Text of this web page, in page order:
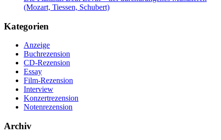
(Mozart, Tiessen, Schubert)
Kategorien
Anzeige
Buchrezension
CD-Rezension
Essay
Film-Rezension
Interview
Konzertrezension
Notenrezension
Archiv